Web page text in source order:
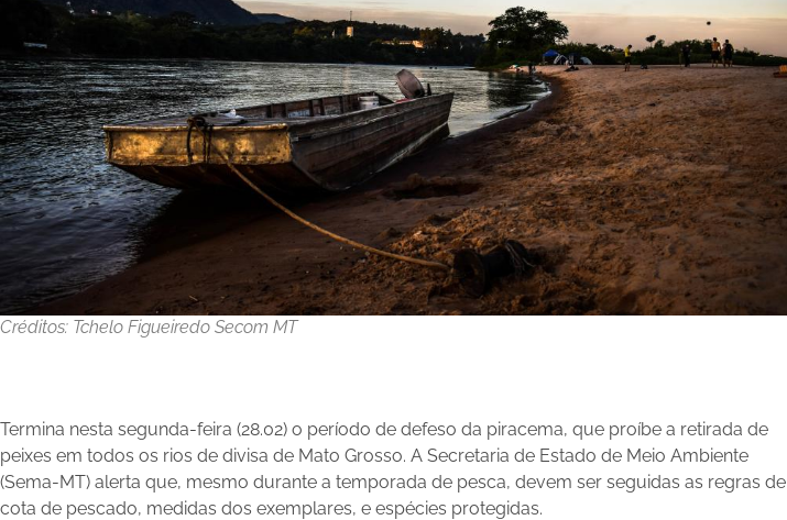
Créditos: Tchelo Figueiredo Secom MT
Termina nesta segunda-feira (28.02) o período de defeso da piracema, que proíbe a retirada de
peixes em todos os rios de divisa de Mato Grosso. A Secretaria de Estado de Meio Ambiente
(Sema-MT) alerta que, mesmo durante a temporada de pesca, devem ser seguidas as regras de
cota de pescado, medidas dos exemplares, e espécies protegidas.